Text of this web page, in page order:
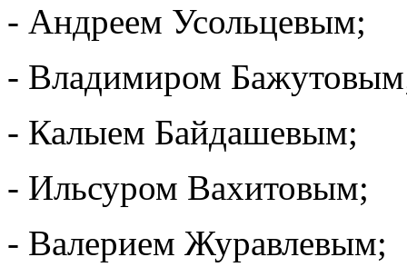
- Андреем Усольцевым;
- Владимиром
- Калыем Байдашевым;
- Ильсуром Вахитовым;
- Валерием Журавлевым;